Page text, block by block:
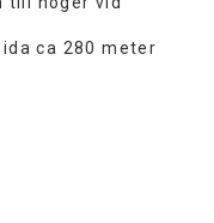
ca 280 meter